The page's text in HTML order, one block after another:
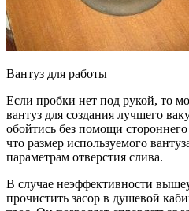
Вантуз для работы
Если пробки нет под рукой, то
вантуз для создания лучшего
обойтись без помощи
что размер используемого
параметрам отверстия слива.
В случае неэффективности
прочистить засор в душевой